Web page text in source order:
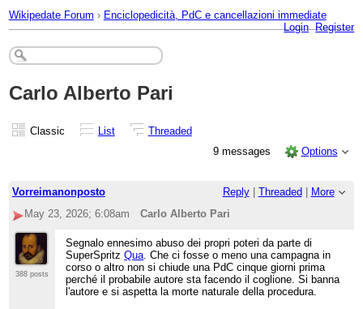
Wikipedate Forum › Enciclopedicità, PdC e cancellazioni immediate
Login Register
Carlo Alberto Pari
Classic List
Threaded
9 messages
Options
Vorreimanonposto Reply| Threaded
More
May 23, 2026; 6:08am
Carlo Alberto Pari
388 posts
Segnalo ennesimo abuso dei propri poteri da parte di
SuperSpritzQua. Che ci fosse o meno una campagna in
corso o altro non si chiude una PdC cinque giorni prima
perché il probabile autore sta facendo il coglione. Si banna
l'autore e si aspetta la morte naturale della procedura.